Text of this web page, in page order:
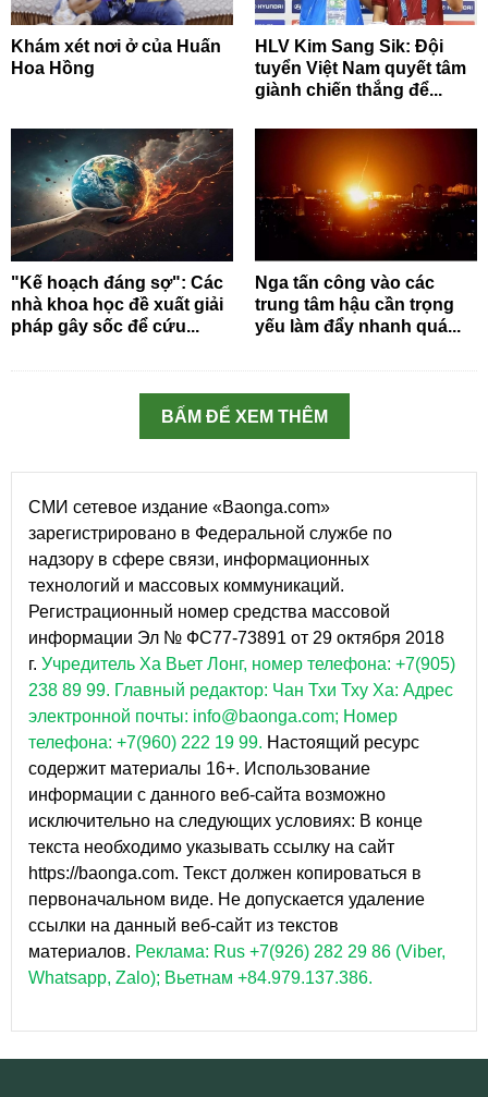
Khám xét nơi ở của Huấn
Hoa Hồng
HLV Kim Sang Sik: Đội
tuyển Việt Nam quyết tâm
giành chiến thắng để...
"Kế hoạch đáng sợ": Các
nhà khoa học đề xuất giải
pháp gây sốc để cứu...
Nga tấn công vào các
trung tâm hậu cần trọng
yếu làm đẩy nhanh quá...
BẤM ĐỂ XEM THÊM
СМИ сетевое издание «Baonga.com»
зарегистрировано в Федеральной службе по
надзору в сфере связи, информационных
технологий и массовых коммуникаций.
Регистрационный номер средства массовой
информации Эл № ФС77-73891 от 29 октября 2018
г. Учредитель Ха Вьет Лонг, номер телефона: +7(905)
238 89 99. Главный редактор: Чан Тхи Тху Ха: Адрес
электронной почты: info@baonga.com; Номер
телефона: +7(960) 222 19 99. Настоящий ресурс
содержит материалы 16+. Использование
информации с данного веб-сайта возможно
исключительно на следующих условиях: В конце
текста необходимо указывать ссылку на сайт
https://baonga.com. Текст должен копироваться в
первоначальном виде. Не допускается удаление
ссылки на данный веб-сайт из текстов
материалов. Реклама: Rus +7(926) 282 29 86 (Viber,
Whatsapp, Zalo); Вьетнам +84.979.137.386.